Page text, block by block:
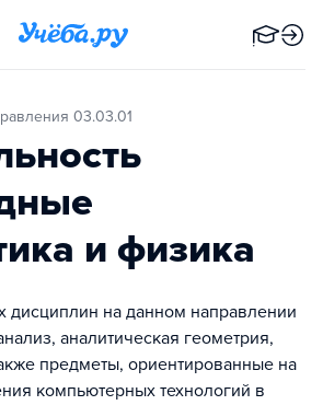
03.03.01
и физика
на данном направлении
аналитическая геометрия,
предметы, ориентированные на
компьютерных технологий в